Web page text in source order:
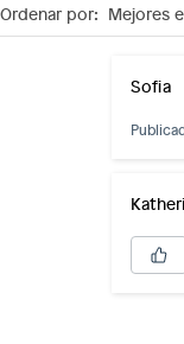
Ordenar por: Mejores
Sofia